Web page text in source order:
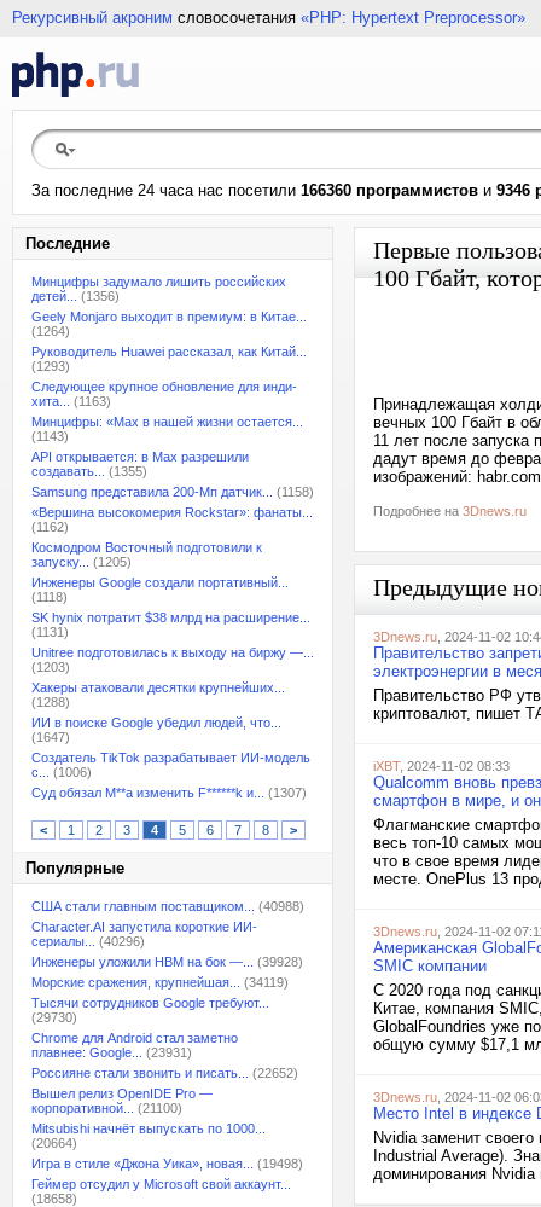
Рекурсивный акроним словосочетания «PHP: Hypertext Preprocessor»
За последние 24 часа нас посетили 166360 программистов и 9346
Последние
Минцифры задумало лишить российских
детей...
(1356)
Geely Monjaro выходит в премиум: в Китае...
(1264)
Руководитель Huawei рассказал, как Китай...
(1293)
Следующее крупное обновление для инди-
хита...
(1163)
Минцифры: «Max в нашей жизни остается...
(1143)
API открывается: в Max разрешили
создавать...
(1355)
Samsung представила 200-Мп датчик...
(1158)
«Вершина высокомерия Rockstar»: фанаты...
(1162)
Космодром Восточный подготовили к
запуску...
(1205)
Инженеры Google создали портативный...
(1118)
SK hynix потратит $38 млрд на расширение...
(1131)
Unitree подготовилась к выходу на биржу —...
(1203)
Хакеры атаковали десятки крупнейших...
(1288)
ИИ в поиске Google убедил людей, что...
(1647)
Создатель TikTok разрабатывает ИИ-модель
с...
(1006)
Суд обязал M**a изменить F******k и...
(1307)
< 1 2 3 4 5 6 7 8 >
Популярные
США стали главным поставщиком...
(40988)
Character.AI запустила короткие ИИ-
сериалы...
(40296)
Инженеры уложили HBM на бок —...
(39928)
Морские сражения, крупнейшая...
(34119)
Тысячи сотрудников Google требуют...
(29730)
Chrome для Android стал заметно
плавнее: Google...
(23931)
Россияне стали звонить и писать...
(22652)
Вышел релиз OpenIDE Pro —
корпоративной...
(21100)
Mitsubishi начнёт выпускать по 1000...
(20664)
Игра в стиле «Джона Уика», новая...
(19498)
Геймер отсудил у Microsoft свой аккаунт...
(18658)
Первые
100 Гбайт,
Принадлежащая
вечных 100 Гбайт в
11 лет после запуска
дадут время до
изображений: habr.com
Подробнее на 3Dnews.ru
Предыдущие
3Dnews.ru , 2024-11-02
Правительство
электроэнергии в
Правительство РФ
криптовалют, пишет
iXBT, 2024-11-02 08:33
Qualcomm вновь
смартфон в мире, и
Флагманские
весь топ-10 самых
что в свое время
месте. OnePlus 13
3Dnews.ru , 2024-11-02
Американская
SMIC компании
С 2020 года под
Китае, компания
GlobalFoundries уже
общую сумму $17,1
3Dnews.ru , 2024-11-02
Место Intel в индексе
Nvidia заменит
Industrial Average).
доминирования Nvidia